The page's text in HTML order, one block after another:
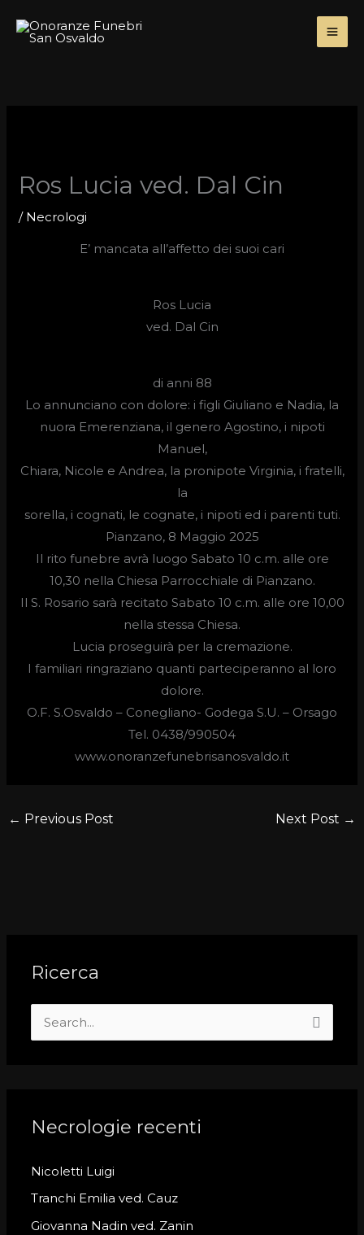
Ros Lucia ved. Dal Cin
/ Necrologi
E’ mancata all’affetto dei suoi cari
Ros Lucia
ved. Dal Cin
di anni 88
Lo annunciano con dolore: i figli Giuliano e Nadia, la
nuora Emerenziana, il genero Agostino, i nipoti
Manuel,
Chiara, Nicole e Andrea, la pronipote Virginia, i fratelli,
la
sorella, i cognati, le cognate, i nipoti ed i parenti tuti.
Pianzano, 8 Maggio 2025
Il rito funebre avrà luogo Sabato 10 c.m. alle ore
10,30 nella Chiesa Parrocchiale di Pianzano.
Il S. Rosario sarà recitato Sabato 10 c.m. alle ore 10,00
nella stessa Chiesa.
Lucia proseguirà per la cremazione.
I familiari ringraziano quanti parteciperanno al loro
dolore.
O.F. S.Osvaldo – Conegliano- Godega S.U. – Orsago
Tel. 0438/990504
www.onoranzefunebrisanosvaldo.it
← Previous Post Next Post →
Ricerca
c
f
o
r
Necrologie recenti
Nicoletti Luigi
Tranchi Emilia ved. Cauz
Giovanna Nadin ved. Zanin